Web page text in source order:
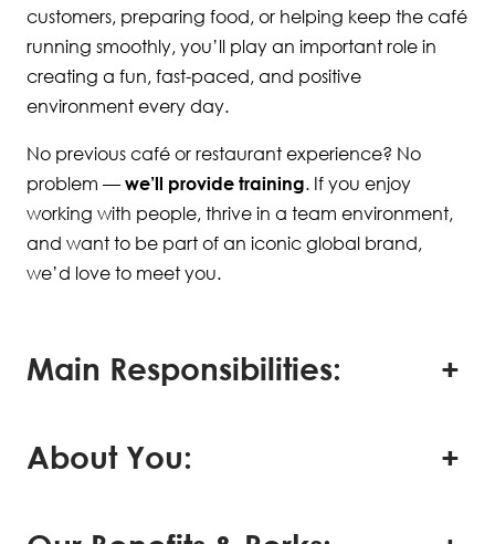
customers, preparing food, or helping keep the café
running smoothly, you’ll play an important role in
creating a fun, fast-paced, and positive
environment every day.
No previous café or restaurant experience? No
problem —we’ll provide training. If you enjoy
working with people, thrive in a team environment,
and want to be part of an iconic global brand,
we’d love to meet you.
Main Responsibilities:
About You: